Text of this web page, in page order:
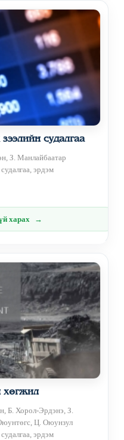
судалгаа
З. Манлайбаатар
эрдэм
харах
хөгжил
Б. Хорол-Эрдэнэ, З.
Ц. Оюунзул
эрдэм